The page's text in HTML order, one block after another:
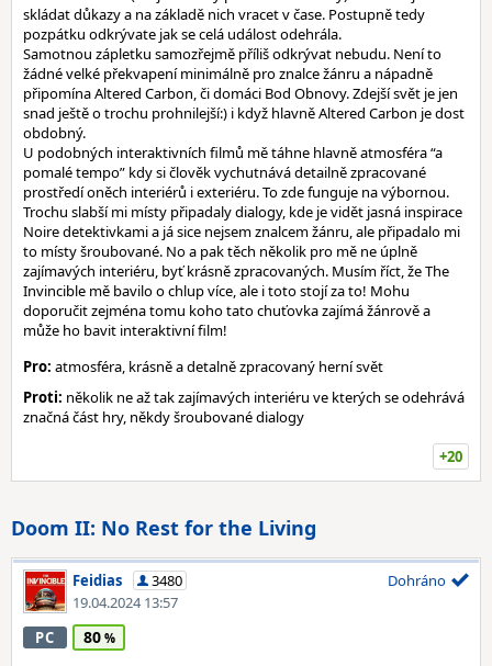
skládat důkazy a na základě nich vracet v čase. Postupně tedy
pozpátku odkrývate jak se celá událost odehrála.
Samotnou zápletku samozřejmě příliš odkrývat nebudu. Není to
žádné velké překvapení minimálně pro znalce žánru a nápadně
připomína Altered Carbon, či domáci Bod Obnovy. Zdejší svět je jen
snad ještě o trochu prohnilejší:) i když hlavně Altered Carbon je dost
obdobný.
U podobných interaktivních filmů mě táhne hlavně atmosféra “a
pomalé tempo” kdy si člověk vychutnává detailně zpracované
prostředí oněch interiérů i exteriéru. To zde funguje na výbornou.
Trochu slabší mi místy připadaly dialogy, kde je vidět jasná inspirace
Noire detektivkami a já sice nejsem znalcem žánru, ale připadalo mi
to místy šroubované. No a pak těch několik pro mě ne úplně
zajímavých interiéru, byť krásně zpracovaných. Musím říct, že The
Invincible mě bavilo o chlup více, ale i toto stojí za to! Mohu
doporučit zejména tomu koho tato chuťovka zajímá žánrově a
může ho bavit interaktivní film!
Pro: atmosféra, krásně a detalně zpracovaný herní svět
Proti: několik ne až tak zajímavých interiéru ve kterých se odehrává
značná část hry, někdy šroubované dialogy
+20
Doom II: No Rest for the Living
Feidias
3480
19.04.2024 13:57
Dohráno
PC 80